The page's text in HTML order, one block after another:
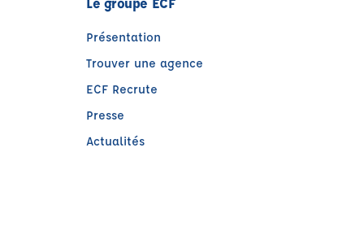
Présentation
Trouver une agence
ECF Recrute
Presse
Actualités